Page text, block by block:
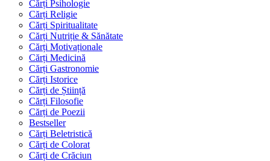
Cărți Psihologie
Cărți Religie
Cărți Spiritualitate
Cărți Nutriție & Sănătate
Cărți Motivaționale
Cărți Medicină
Cărți Gastronomie
Cărți Istorice
Cărți de Știință
Cărți Filosofie
Cărți de Poezii
Bestseller
Cărți Beletristică
Cărți de Colorat
Cărți de Crăciun